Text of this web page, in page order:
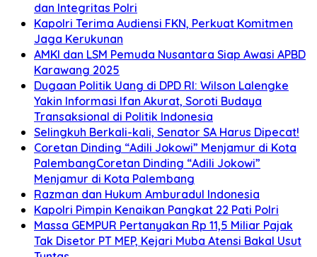
dan Integritas Polri
Kapolri Terima Audiensi FKN, Perkuat Komitmen
Jaga Kerukunan
AMKI dan LSM Pemuda Nusantara Siap Awasi APBD
Karawang 2025
Dugaan Politik Uang di DPD RI: Wilson Lalengke
Yakin Informasi Ifan Akurat, Soroti Budaya
Transaksional di Politik Indonesia
Selingkuh Berkali-kali, Senator SA Harus Dipecat!
Coretan Dinding “Adili Jokowi” Menjamur di Kota
PalembangCoretan Dinding “Adili Jokowi”
Menjamur di Kota Palembang
Razman dan Hukum Amburadul Indonesia
Kapolri Pimpin Kenaikan Pangkat 22 Pati Polri
Massa GEMPUR Pertanyakan Rp 11,5 Miliar Pajak
Tak Disetor PT MEP, Kejari Muba Atensi Bakal Usut